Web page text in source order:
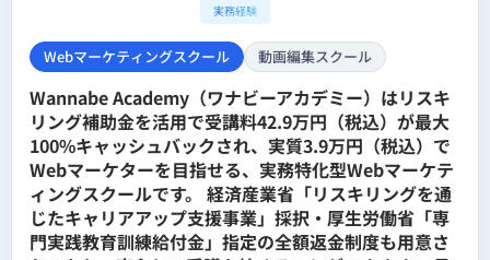
実務経験
Webマーケティングスクール 動画編集スクール
Wannabe Academy（ワナビーアカデミー）はリスキ
リング補助金を活用で受講料42.9万円（税込）が最大
100%キャッシュバックされ、実質3.9万円（税込）で
Webマーケターを目指せる、実務特化型Webマーケテ
ィングスクールです。 経済産業省「リスキリングを通
じたキャリアアップ支援事業」採択・厚生労働省「専
門実践教育訓練給付金」指定の全額返金制度も用意さ